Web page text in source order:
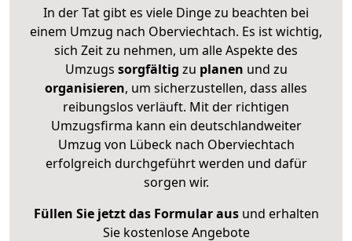
In der Tat gibt es viele Dinge zu beachten bei
einem Umzug nach Oberviechtach. Es ist wichtig,
sich Zeit zu nehmen, um alle Aspekte des
Umzugs sorgfältig zu planen und zu
organisieren, um sicherzustellen, dass alles
reibungslos verläuft. Mit der richtigen
Umzugsfirma kann ein deutschlandweiter
Umzug von Lübeck nach Oberviechtach
erfolgreich durchgeführt werden und dafür
sorgen wir.
Füllen Sie jetzt das Formular ausund erhalten
Sie kostenlose Angebote